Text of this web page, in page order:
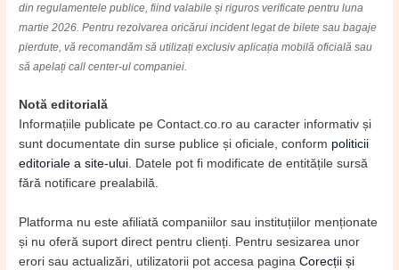
din regulamentele publice, fiind valabile și riguros verificate pentru luna
martie 2026. Pentru rezolvarea oricărui incident legat de bilete sau bagaje
pierdute, vă recomandăm să utilizați exclusiv aplicația mobilă oficială sau
să apelați call center-ul companiei.
Notă editorială
Informațiile publicate pe Contact.co.ro au caracter informativ și
sunt documentate din surse publice și oficiale, conform politicii
editoriale a site-ului. Datele pot fi modificate de entitățile sursă
fără notificare prealabilă.
Platforma nu este afiliată companiilor sau instituțiilor menționate
și nu oferă suport direct pentru clienți. Pentru sesizarea unor
erori sau actualizări, utilizatorii pot accesa paginaCorecții și